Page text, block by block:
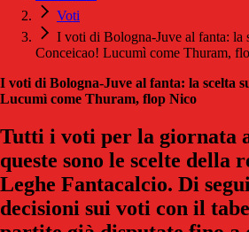
Voti
I voti di Bologna-Juve al fanta: la
Conceicao! Lucumì come Thuram,
I voti di Bologna-Juve al fanta: la scelta
Lucumì come Thuram, flop Nico
Tutti i voti per la giornata
queste sono le scelte della
Leghe Fantacalcio. Di
decisioni sui voti con il